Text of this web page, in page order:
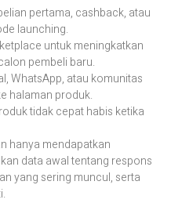
pertama, cashback, atau
launching.
untuk meningkatkan
pembeli baru.
WhatsApp, atau komunitas
halaman produk.
tidak cepat habis ketika
hanya mendapatkan
data awal tentang respons
yang sering muncul, serta